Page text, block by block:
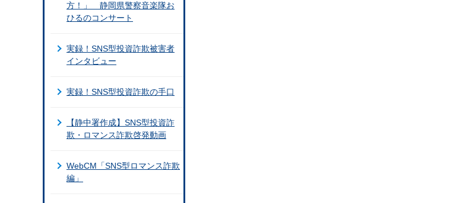
方！」 静岡県警察音楽隊お
ひるのコンサート
実録！SNS型投資詐欺被害者
インタビュー
実録！SNS型投資詐欺の手口
【静中署作成】SNS型投資詐
欺・ロマンス詐欺啓発動画
WebCM「SNS型ロマンス詐欺
編」